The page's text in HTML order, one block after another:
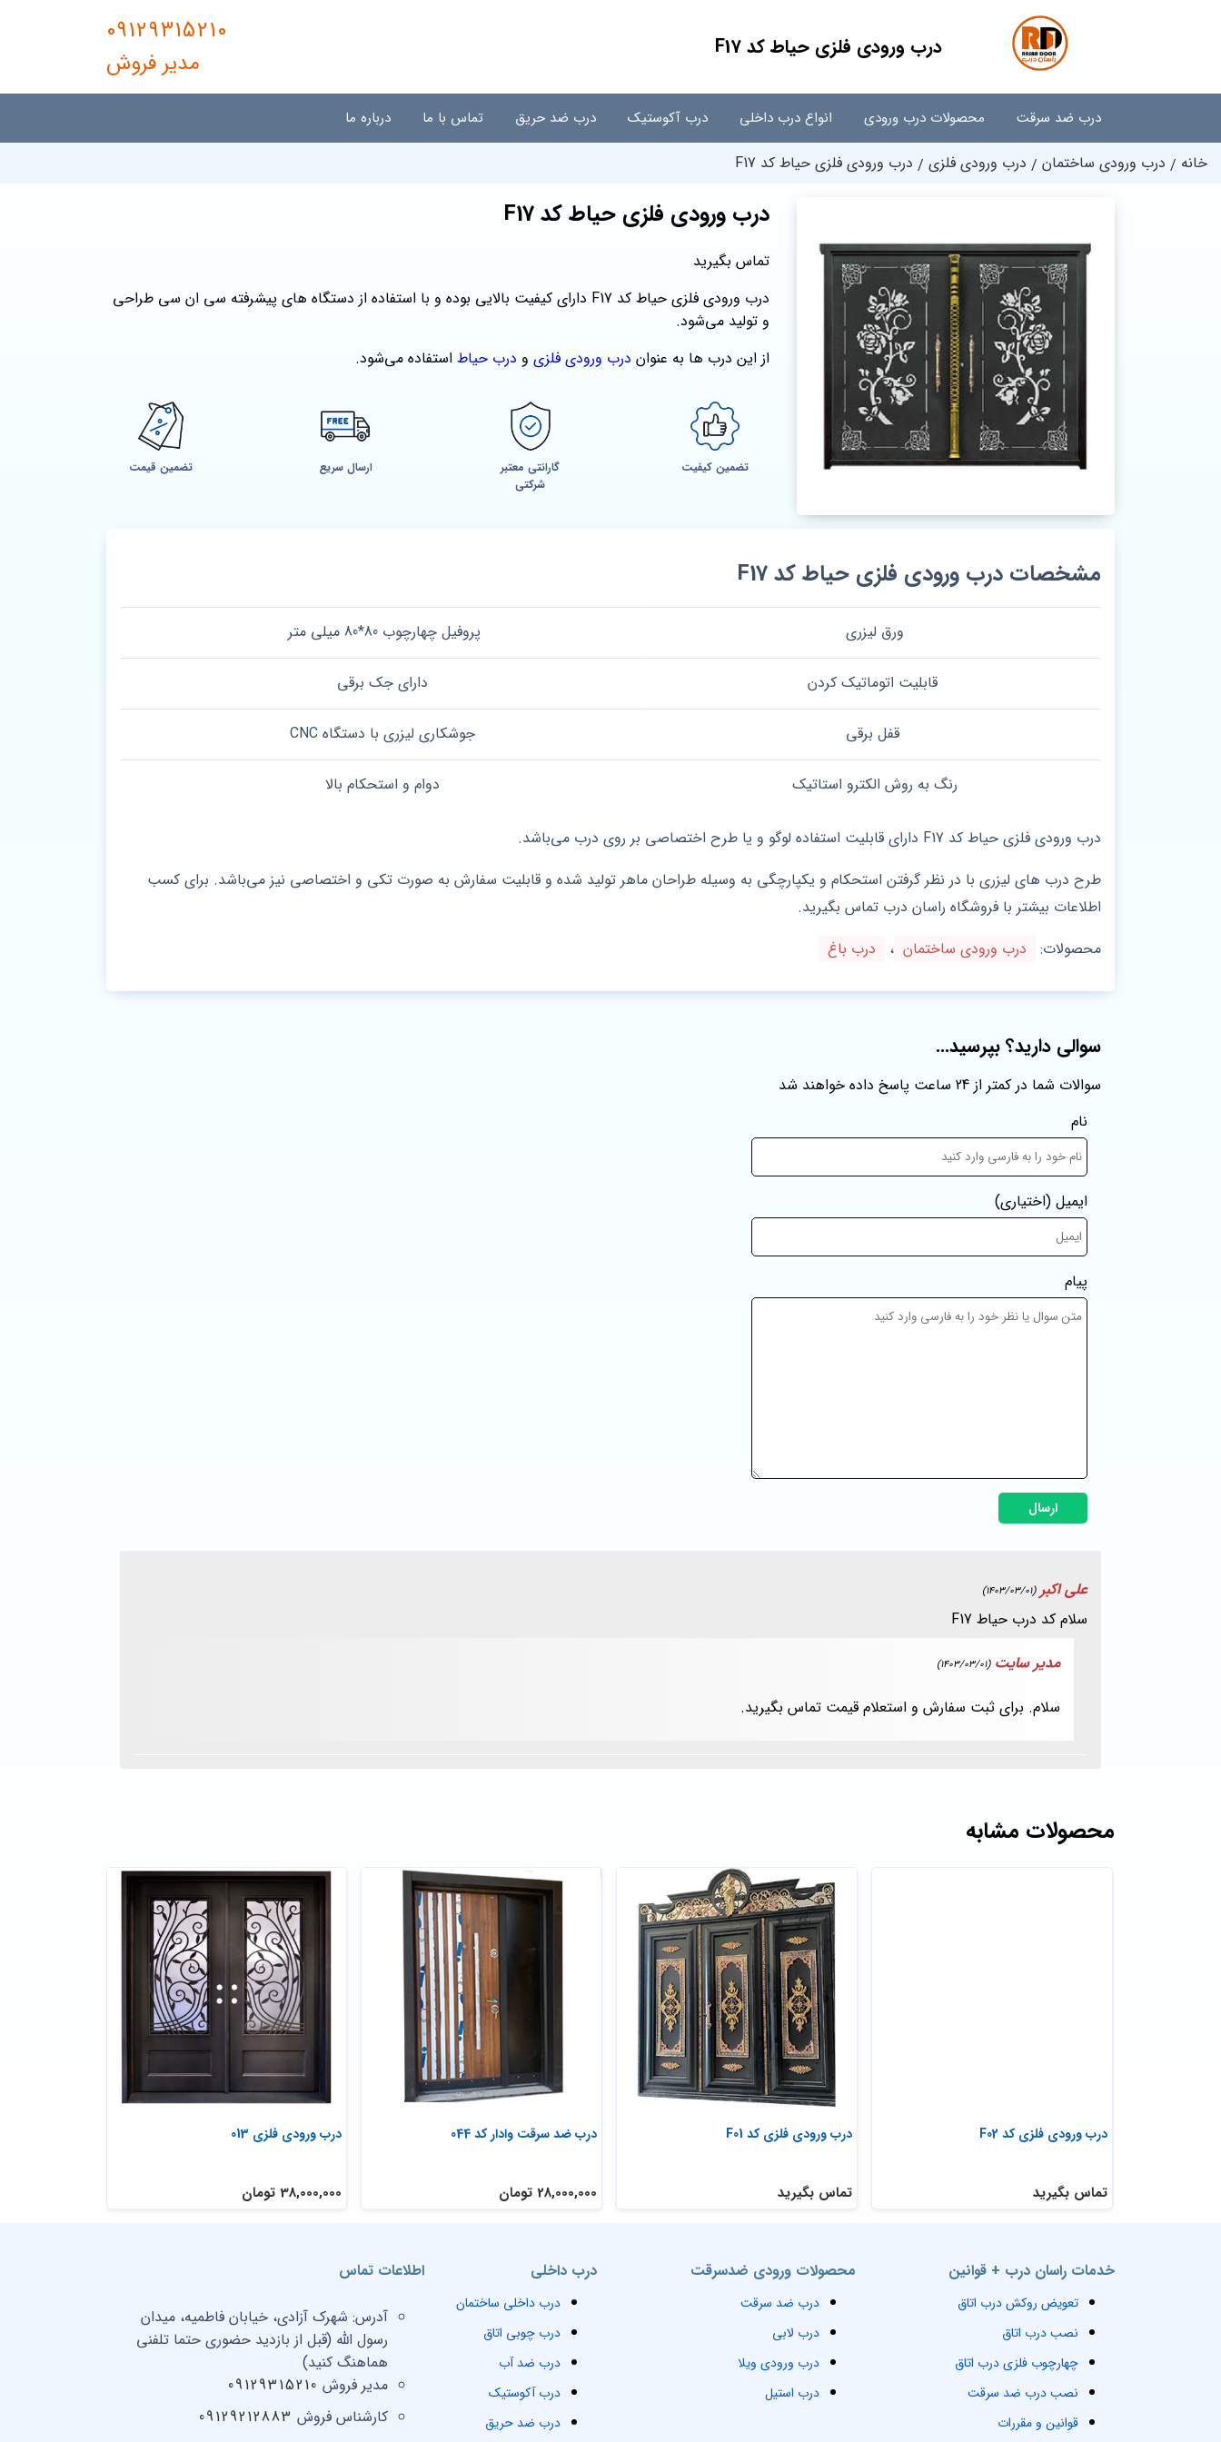
درب ورودی فلزی حیاط کد F17
09129315210
مدیر فروش
درب ضد سرقت محصولات درب ورودی انواع درب داخلی درب آکوستیک درب ضد حریق تماس با ما درباره ما
خانه درب ورودی ساختمان درب ورودی فلزی درب ورودی فلزی حیاط کد F17
درب ورودی فلزی حیاط کد F17
تماس بگیرید
درب ورودی فلزی حیاط کد F17 دارای کیفیت بالایی بوده و با استفاده از دستگاه های پیشرفته سی ان سی طراحی
و تولید می‌شود.
از این درب ها به عنوان درب ورودی فلزی و درب حیاط استفاده می‌شود.
تضمین کیفیت
گارانتی معتبر
شرکتی
ارسال سریع تضمین قیمت
مشخصات درب ورودی فلزی حیاط کد F17
ورق لیزری پروفیل چهارچوب 80*80 میلی متر
قابلیت اتوماتیک کردن دارای جک برقی
قفل برقی جوشکاری لیزری با دستگاه CNC
رنگ به روش الکترو استاتیک دوام و استحکام بالا
درب ورودی فلزی حیاط کد F17 دارای قابلیت استفاده لوگو و یا طرح اختصاصی بر روی درب می‌باشد.
طرح درب های لیزری با در نظر گرفتن استحکام و یکپارچگی به وسیله طراحان ماهر تولید شده و قابلیت سفارش به صورت تکی و اختصاصی نیز می‌باشد. برای کسب
اطلاعات بیشتر با فروشگاه راسان درب تماس بگیرید.
محصولات:
درب ورودی ساختمان ، درب باغ
سوالی دارید؟ بپرسید...
سوالات شما در کمتر از 24 ساعت پاسخ داده خواهند شد
نام
ایمیل (اختیاری)
پیام
ارسال
علی اکبر(1403/03/01)
سلام کد درب حیاط F17
مدیر سایت (1403/03/01)
سلام. برای ثبت سفارش و استعلام قیمت تماس بگیرید.
محصولات مشابه
درب ورودی فلزی 013
38,000,000 تومان
درب ضد سرقت وادار کد 044
28,000,000 تومان
درب ورودی فلزی کد F01
تماس بگیرید
درب ورودی فلزی کد F02
تماس بگیرید
خدمات راسان درب + قوانین
تعویض روکش درب اتاق
نصب درب اتاق
چهارچوب فلزی درب اتاق
نصب درب ضد سرقت
قوانین و مقررات
محصولات ورودی ضدسرقت
درب ضد سرقت
درب لابی
درب ورودی ویلا
درب استیل
درب داخلی
درب داخلی ساختمان
درب چوبی اتاق
درب ضد آب
درب آکوستیک
درب ضد حریق
اطلاعات تماس
آدرس: شهرک آزادی، خیابان فاطمیه، میدان
رسول الله (قبل از بازدید حضوری حتما تلفنی
هماهنگ کنید)
مدیر فروش 09129315210
کارشناس فروش 09129212883